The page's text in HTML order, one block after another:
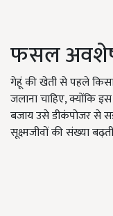
फसल
गेहूं की खेती से पहले
जलाना चाहिए, क्योंकि
बजाय उसे डीकंपोजर से
सूक्ष्मजीवों की संख्या